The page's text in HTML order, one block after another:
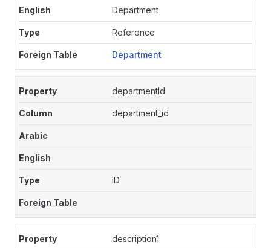
Department
Reference
Department
departmentId
department_id
ID
description1